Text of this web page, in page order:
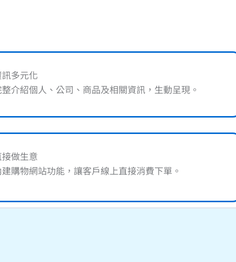
多元化
整介紹個人、公司、商品及相關資訊，生動呈現。
做生意
建購物網站功能，讓客戶線上直接消費下單。